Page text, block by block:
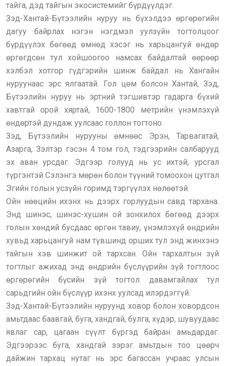
тайга, дэд тайгын экосистемийг бүрдүүлдэг.
Зэд-Хантай-Бүтээлийн нуруу нь бүхэлдээ өргөрөгийн
дагуу байрлах нэгэн нэгдмэл уулзүйн тогтолцоог
бүрдүүлэх бөгөөд өмнөд хэсэг нь харьцангуй өндөр
өргөгдсөн тул хойшоогоо намсах байдалтай өөрөөр
хэлбэл хотгор гүдгэрийн шинж байдал нь Хангайн
нуруунаас эрс ялгаатай. Гол цөм болсон Хантай, Зэд,
Бүтээлийн нуруу нь эртний тэгшивтэр гадарга бүхий
хавтгай орой хяртай, 1600-1800 метрийн үнэмлэхүй
өндөртэй дундаж уулсаас голлон тогтоно.
Зэд, Бүтээлийн нурууны өмнөөс Эрэн, Тарвагатай,
Азарга, Зэлтэр гэсэн 4 том гол, тэдгээрийн салбарууд
эх аван урсдаг. Эдгээр голууд нь ус ихтэй, урсгал
түргэнтэй Сэлэнгэ мөрөн болон түүний томоохон цутгал
Эгийн голын усзүйн горимд тэргүүлэх нөлөөтэй.
Ойн нөөцийн ихэнх нь дээрх горлуудын савд тархана.
Энд шинэс, шинэс-хушин ой зонхилох бөгөөд дээрх
голын хөндий бусдаас өргөн тавиу, үнэмлэхүй өндрийн
хувьд харьцангуй нам түвшинд орших тул энд жинхэнэ
тайгын хэв шинжит ой тархсан. Ойн тархалтын зүй
тогтлыг ажихад энд өндрийн бүслүүрийн зүй тогтлоос
өргөрөгийн бүсийн зүй тогтол давамгайлах тул
сарьдгийн ойн бүслүүр ихэнх уулсад илэрдэггүй.
Зэд-Хантай-Бүтээлийн нуруунд ховор болон ховордсон
амьтдаас баавгай, буга, хандгай, булга, хүдэр, шувуудаас
явлаг сар, цагаан сүүлт бүргэд байран амьдардаг.
Эдгээрээс буга, хандгай зэрэг амьтдын тоо цөөрч
дайжин тархац нутаг нь эрс багассан учраас улсын